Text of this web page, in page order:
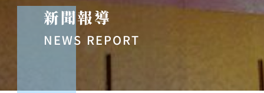
新聞報導
NEWS REPORT